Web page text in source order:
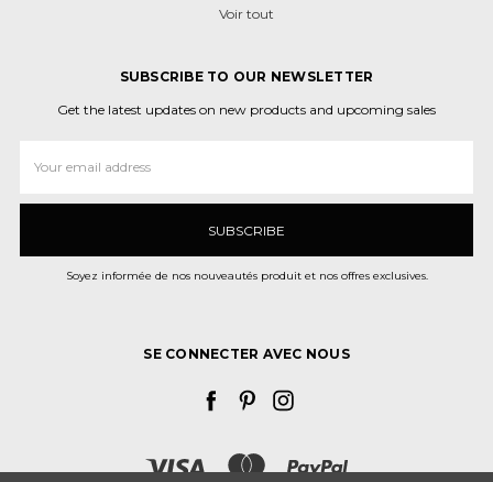
Voir tout
SUBSCRIBE TO OUR NEWSLETTER
Get the latest updates on new products and upcoming sales
Soyez informée de nos nouveautés produit et nos offres exclusives.
SE CONNECTER AVEC NOUS